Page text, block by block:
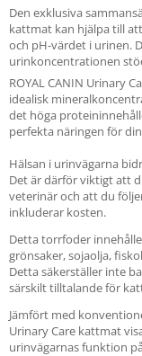
Den exklusiva
kattmat kan hjälpa till
och pH-värdet i urinen.
urinkoncentrationen
ROYAL CANIN Urinary
idealisk
det höga
perfekta näringen för
Hälsan i urinvägarna
Det är därför viktigt att
veterinär och att du
inkluderar kosten.
Detta torrfoder
grönsaker, sojaolja,
Detta säkerställer inte
särskilt tilltalande för
Jämfört med
Urinary Care kattmat
urinvägarnas funktion